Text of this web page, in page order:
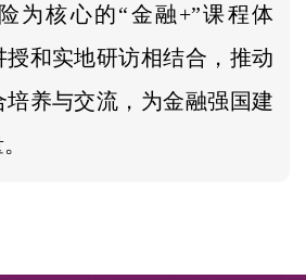
为核心的“金融+”课程体
授和实地研访相结合，推动
培养与交流，为金融强国建